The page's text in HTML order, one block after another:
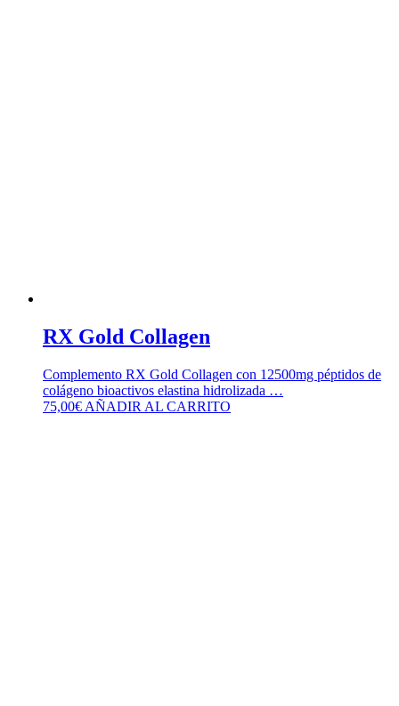
RX Gold Collagen
Complemento RX Gold Collagen con 12500mg péptidos de
colágeno bioactivos elastina hidrolizada …
75,00€ AÑADIR AL CARRITO